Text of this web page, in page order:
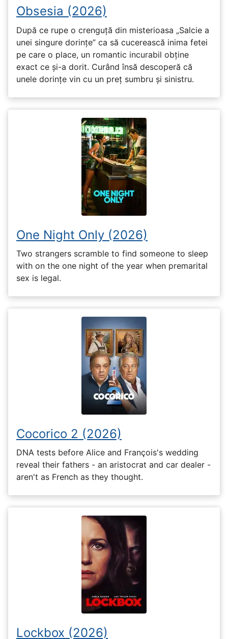
Obsesia (2026)
După ce rupe o crenguță din misterioasa „Salcie a
unei singure dorințe” ca să cucerească inima fetei
pe care o place, un romantic incurabil obține
exact ce și-a dorit. Curând însă descoperă că
unele dorințe vin cu un preț sumbru și sinistru.
One Night Only (2026)
Two strangers scramble to find someone to sleep
with on the one night of the year when premarital
sex is legal.
Cocorico 2 (2026)
DNA tests before Alice and François's wedding
reveal their fathers - an aristocrat and car dealer -
aren't as French as they thought.
Lockbox (2026)